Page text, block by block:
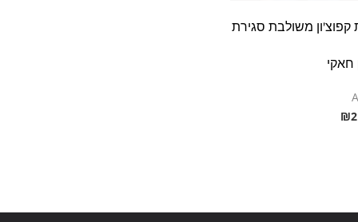
קפוצ'ון משולבת סגירת
חאקי
₪